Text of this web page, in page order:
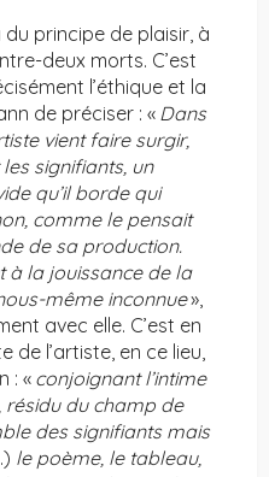
du principe de plaisir, à
deux morts. C’est
l’éthique et la
de préciser : « Dans
vient faire surgir,
signifiants, un
qu’il borde qui
comme le pensait
de sa production.
à la jouissance de la
même inconnue»,
avec elle. C’est en
de l’artiste, en ce lieu,
: « conjoignant l’intime
du champ de
des signifiants mais
le poème, le tableau,